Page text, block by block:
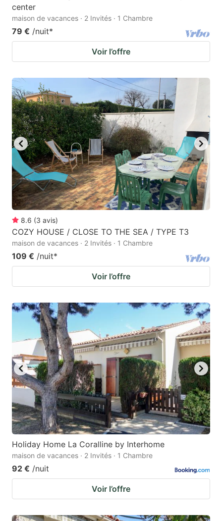
center
maison de vacances · 2 Invités · 1 Chambre
79 € /nuit*
Voir l’offre
8.6 (3 avis)
COZY HOUSE / CLOSE TO THE SEA / TYPE T3
maison de vacances · 2 Invités · 1 Chambre
109 € /nuit*
Voir l’offre
Holiday Home La Coralline by Interhome
maison de vacances · 2 Invités · 1 Chambre
92 € /nuit
Voir l’offre